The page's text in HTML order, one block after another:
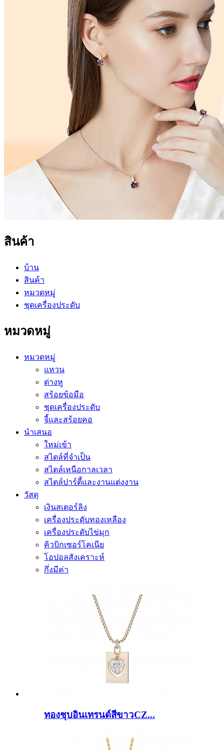
สินค้า
บ้าน
สินค้า
หมวดหมู่
ชุดเครื่องประดับ
หมวดหมู่
หมวดหมู่
แหวน
ต่างหู
สร้อยข้อมือ
ชุดเครื่องประดับ
จี้และสร้อยคอ
นำเสนอ
ใหม่เข้า
สไตล์ที่จำเป็น
สไตล์เหนือกาลเวลา
สไตล์ปาร์ตี้และงานแต่งงาน
วัสดุ
เงินสเตอร์ลิง
เครื่องประดับทองเหลือง
เครื่องประดับไข่มุก
คิวบิกเซอร์โคเนีย
โอปอลสังเคราะห์
กึ่งมีค่า
ทองชุบอินเทรนด์สีขาวCZ...